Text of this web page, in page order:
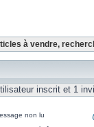
à vendre,
inscrit et 1
non lu